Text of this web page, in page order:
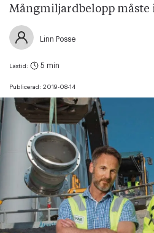
Mångmiljardbelopp måste
Linn Posse
Publicerad: 2019-08-14
Lästid: 5 min